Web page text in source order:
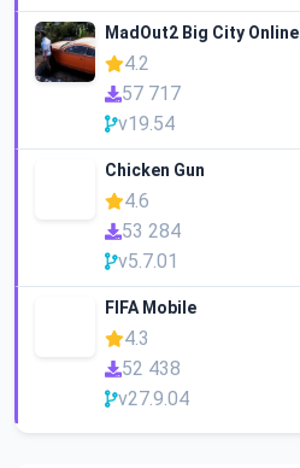
MadOut2 Big City Online
4.2
57 717
v19.54
Chicken Gun
4.6
53 284
v5.7.01
FIFA Mobile
4.3
52 438
v27.9.04